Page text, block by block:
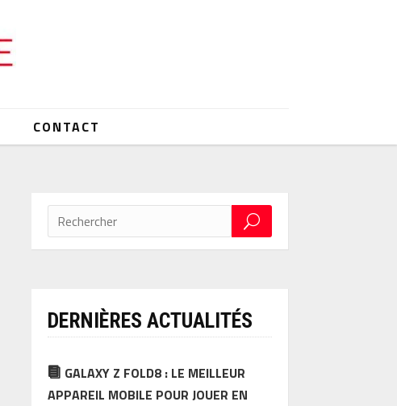
CONTACT
DERNIÈRES ACTUALITÉS
GALAXY Z FOLD8 : LE MEILLEUR
APPAREIL MOBILE POUR JOUER EN